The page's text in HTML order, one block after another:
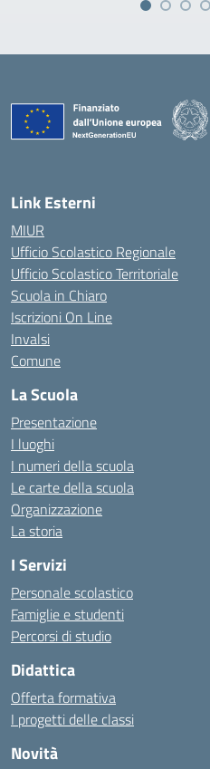
Link Esterni
MIUR
Ufficio Scolastico Regionale
Ufficio Scolastico Territoriale
Scuola in Chiaro
Iscrizioni On Line
Invalsi
Comune
La Scuola
Presentazione
I luoghi
I numeri della scuola
Le carte della scuola
Organizzazione
La storia
I Servizi
Personale scolastico
Famiglie e studenti
Percorsi di studio
Didattica
Offerta formativa
I progetti delle classi
Novità